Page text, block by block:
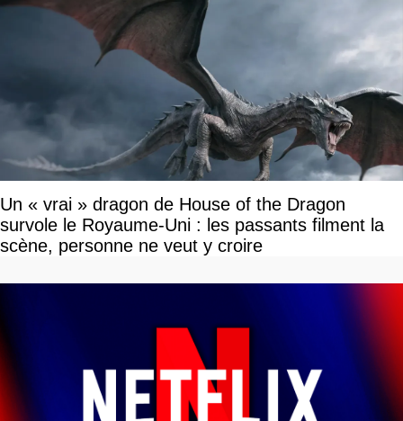
Un « vrai » dragon de House of the Dragon
survole le Royaume-Uni : les passants filment la
scène, personne ne veut y croire